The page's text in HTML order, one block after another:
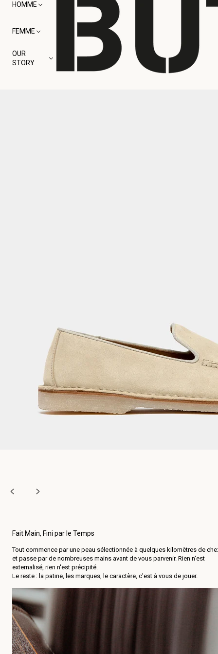
HOMME
FEMME
OUR
STORY
Fait Main, Fini par le Temps
Tout commence par une peau sélectionnée à quelques kilomètres de
et passe par de nombreuses mains avant de vous parvenir. Rien n'est
externalisé, rien n'est précipité.
Le reste : la patine, les marques, le caractère, c'est à vous de jouer.